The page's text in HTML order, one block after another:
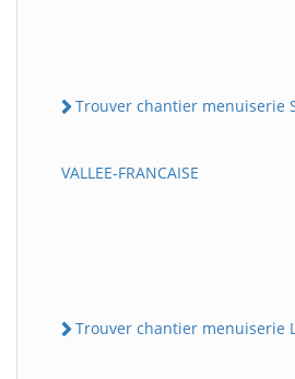
Trouver chantier menuiserie
VALLEE-FRANCAISE
Trouver chantier menuiserie